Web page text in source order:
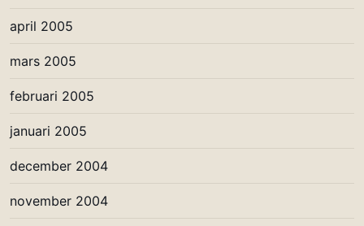
april 2005
mars 2005
februari 2005
januari 2005
december 2004
november 2004